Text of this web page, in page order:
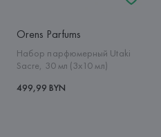
Orens Parfums
Набор парфюмерный Utaki
Sacre, 30 мл (3x10 мл)
499,99 BYN